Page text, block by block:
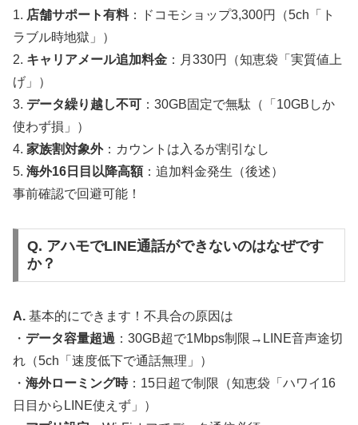
1. 店舗サポート有料：ドコモショップ3,300円（5ch「ト
ラブル時地獄」）
2. キャリアメール追加料金 ：月330円（知恵袋「実質値上
げ」）
3. データ繰り越し不可 ：30GB固定で無駄（「10GBしか
使わず損」）
4. 家族割対象外：カウントは入るが割引なし
5. 海外16日目以降高額：追加料金発生（後述）
事前確認で回避可能！
Q. アハモでLINE通話ができないのはなぜです
か？
A. 基本的にできます！不具合の原因は
・ データ容量超過 ：30GB超で1Mbps制限→LINE音声途切
れ（5ch「速度低下で通話無理」）
・ 海外ローミング時：15日超で制限（知恵袋「ハワイ16
日目からLINE使えず」）